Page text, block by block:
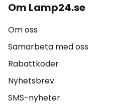
Om Lamp24.se
Om oss
Samarbeta med oss
Rabattkoder
Nyhetsbrev
SMS-nyheter